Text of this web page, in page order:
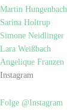
Martin Hungenbach
Sarina Holtrup
Simone Neidlinger
Lara Weißbach
Angelique Franzen
Instagram
Folge @Instagram